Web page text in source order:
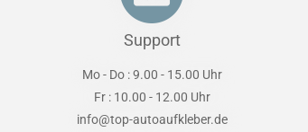
Support
Mo - Do : 9.00 - 15.00 Uhr
Fr : 10.00 - 12.00 Uhr
info@top-autoaufkleber.de